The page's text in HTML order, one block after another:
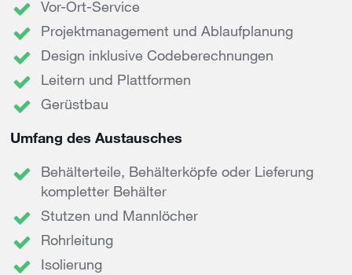
Vor-Ort-Service
Projektmanagement und Ablaufplanung
Design inklusive Codeberechnungen
Leitern und Plattformen
Gerüstbau
Umfang des Austausches
Behälterteile, Behälterköpfe oder Lieferung
kompletter Behälter
Stutzen und Mannlöcher
Rohrleitung
Isolierung